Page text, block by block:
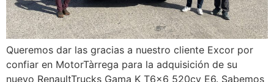
Queremos dar las gracias a nuestro cliente Excor por
confiar en MotorTàrrega para la adquisición de su
nuevo RenaultTrucks Gama K T6x6 520cv E6. Sabemos